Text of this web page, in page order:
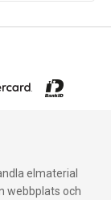
elmaterial
webbplats och